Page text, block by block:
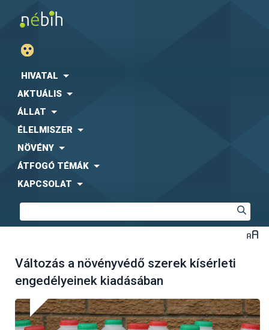
HIVATAL
AKTUÁLIS
ÁLLAT
ÉLELMISZER
NÖVÉNY
ÁTFOGÓ TÉMÁK
KAPCSOLAT
Változás a növényvédő szerek kísérleti
engedélyeinek kiadásában